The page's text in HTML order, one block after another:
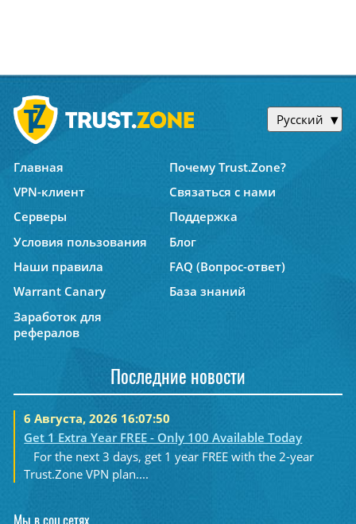
Русский
Главная
Почему Trust.Zone?
VPN-клиент
Связаться с нами
Серверы
Поддержка
Условия пользования
Блог
Наши правила
FAQ (Вопрос-ответ)
Warrant Canary
База знаний
Заработок для
рефералов
Последние новости
6 Августа, 2026 16:07:50
Get 1 Extra Year FREE - Only 100 Available Today
For the next 3 days, get 1 year FREE with the 2-year
Trust.Zone VPN plan....